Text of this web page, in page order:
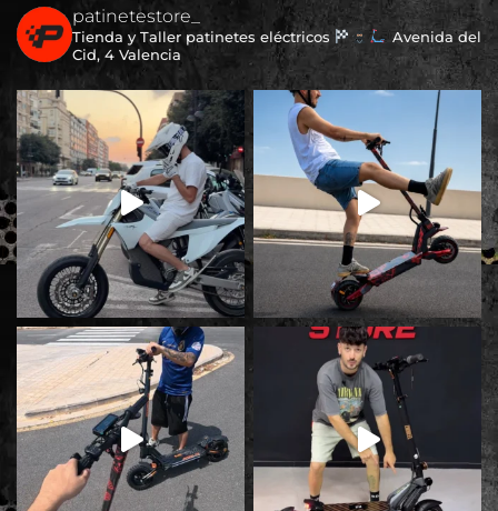
patinetestore_
Tienda y Taller patinetes eléctricos
Avenida del
Cid, 4 Valencia